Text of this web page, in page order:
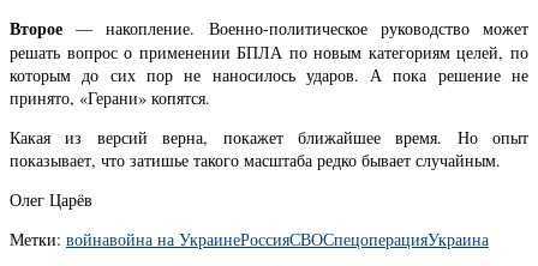
Второе — накопление. Военно-политическое руководство может
решать вопрос о применении БПЛА по новым категориям целей, по
которым до сих пор не наносилось ударов. А пока решение не
принято, «Герани» копятся.
Какая из версий верна, покажет ближайшее время. Но опыт
показывает, что затишье такого масштаба редко бывает случайным.
Олег Царёв
Метки: войнавойна на УкраинеРоссияСВОСпецоперацияУкраина